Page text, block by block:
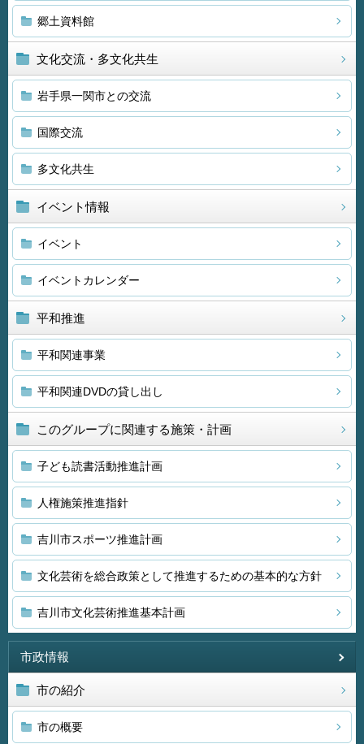
郷土資料館
文化交流・多文化共生
岩手県一関市との交流
国際交流
多文化共生
イベント情報
イベント
イベントカレンダー
平和推進
平和関連事業
平和関連DVDの貸し出し
このグループに関連する施策・計画
子ども読書活動推進計画
人権施策推進指針
吉川市スポーツ推進計画
文化芸術を総合政策として推進するための基本的な方針
吉川市文化芸術推進基本計画
市政情報
市の紹介
市の概要